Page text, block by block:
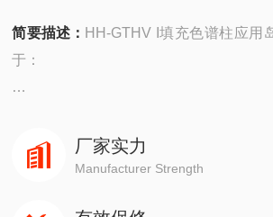
简要描述： HH-GTHV I填充色谱柱应用
于：
4890,5890,6890,7820,7890,8860,8890
厂家实力
Manufacturer Strength